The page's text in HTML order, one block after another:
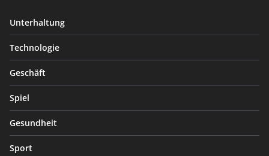
Unterhaltung
Technologie
Geschäft
Spiel
Gesundheit
Sport